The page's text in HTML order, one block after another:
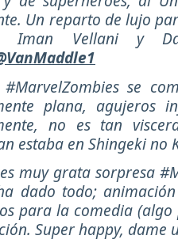
Un reparto de lujo
Iman Vellani y
se
plana, agujeros
no es tan
estaba en Shingeki no
muy grata sorpresa
dado todo;
para la comedia
Super happy, dame